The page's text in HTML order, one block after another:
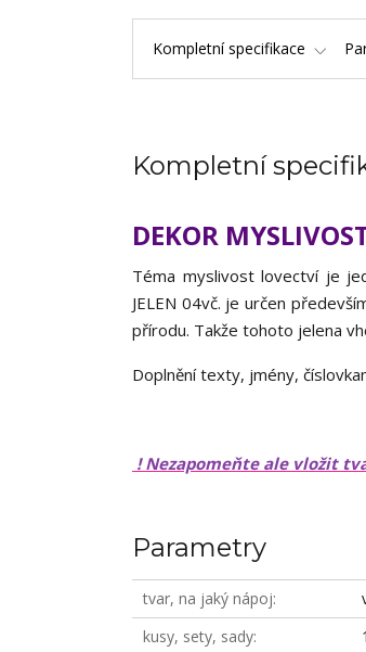
Kompletní specifikace
Kompletní
DEKOR
Téma myslivost lovectví je
JELEN 04vč. je určen
přírodu. Takže tohoto jelena
Doplnění texty, jmény,
! Nezapomeňte ale vložit
Parametry
tvar, na jaký nápoj
kusy, sety, sady